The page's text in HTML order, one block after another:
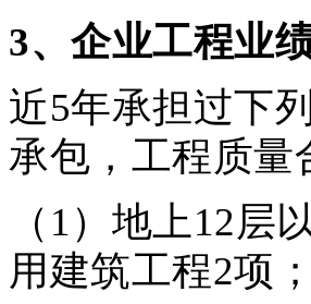
3、企业工程业
近5年承担过下
承包，工程质量
（1）地上12层
用建筑工程2项；